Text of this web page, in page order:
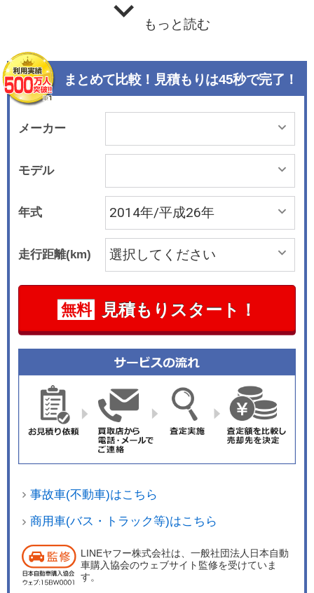
ンパーやボディサイドのプロテクトモールもパン
ダらしい特徴だ。 インテリアは実用性に裏打ちさ
ーディネートされたフレームで囲われたインスト
ルメントパネルは、初代パンダを連想させてい
る。メータークラスターや空調、オーディオなど
の各種ユニットやエアアウトレットもこの枠内に
取り付けられたようにデザインされた。 多彩なシ
ートアレンジによってステーションワゴンのよう
な荷物積載能力を発揮するのはパンダの伝統とも
いえるもの。室内空間はラゲッジスペース従来に
比べて拡大している。 搭載エンジンはフィアット
500に搭載されているのと同じツインエア。2気筒
0.9リッターのインタークーラー付きターボ仕様
で、63kW/145N・mのパワー＆トルクを発生す
る。スタート＆ストップシステムやエコスイッチ
などの最新技術を採用することで、優れた燃費と
ンはATモード付き5速シーケンシャルのデュアロ
ジックが組み合わされ、JC08モード燃費は18.4k
m/Lとなる。 新型パンダはイージーだけの単一グ
レードの設定で、コンパクトカーながら衝突安全
ボディをベースに、最新の安全装備を備えてい
る。サイドエアバッグやウインドーエアバッグ、
キランプ、ESC(横滑り防止装置)などがそれだ。
2014年2月1日にはバレンタインシーズンに合わ
を施した特別仕様車「ジャンドゥーヤ」を100台
限定で発売した。 同年4月4日には特別仕様車「ジ
もっと読む
まとめて比較！見積もりは45秒で完了！
メーカー
モデル
年式
走行距離(km)
無料 見積もりスタート！
事故車(不動車)はこちら
商用車(バス・トラック等)はこちら
LINEヤフー株式会社は、一般社団法人日本自動
車購入協会のウェブサイト監修を受けていま
す。